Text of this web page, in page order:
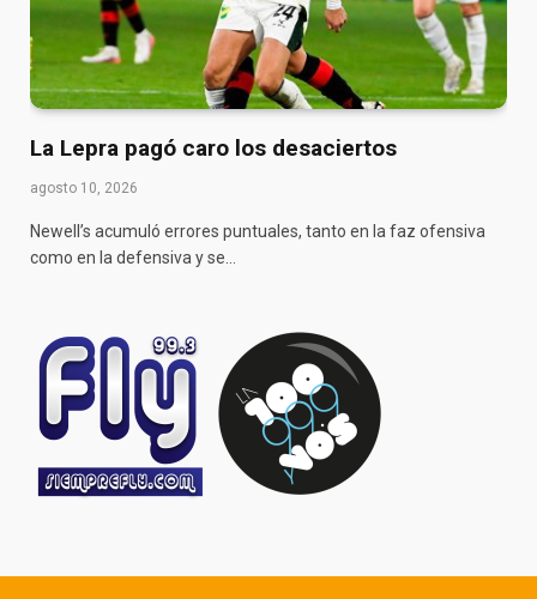
La Lepra pagó caro los desaciertos
agosto 10, 2026
Newell’s acumuló errores puntuales, tanto en la faz ofensiva
como en la defensiva y se…